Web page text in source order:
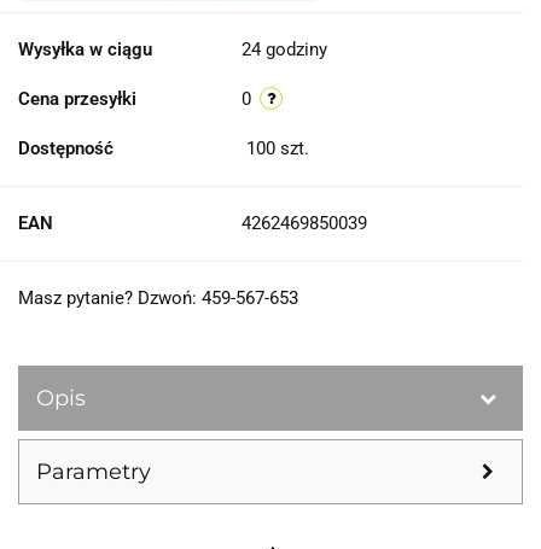
Wysyłka w ciągu 24 godziny
Cena przesyłki 0
Dostępność 100 szt.
EAN 4262469850039
Masz pytanie? Dzwoń: 459-567-653
Opis
Parametry